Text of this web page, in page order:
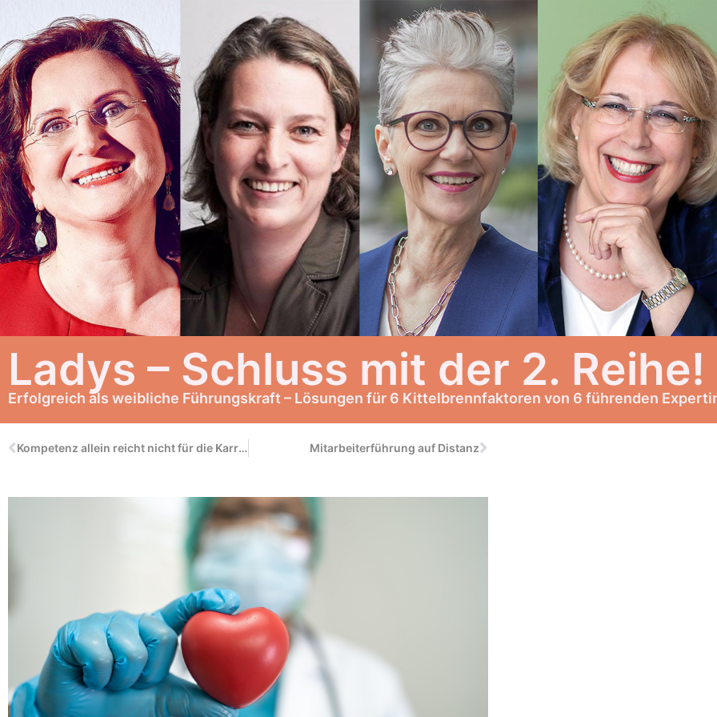
Ladys – Schluss mit der 2. Reihe!​
Erfolgreich als weibliche Führungskraft – Lösungen für 6 Kittelbrennfaktoren von 6 führenden
Kompetenz allein reicht nicht für die Karriere Mitarbeiterführung auf Distanz